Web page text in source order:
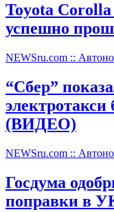
Toyota
успешно
NEWSru.com ::
“Сбер”
электротакси
(ВИДЕО)
NEWSru.com ::
Госдума
поправки в